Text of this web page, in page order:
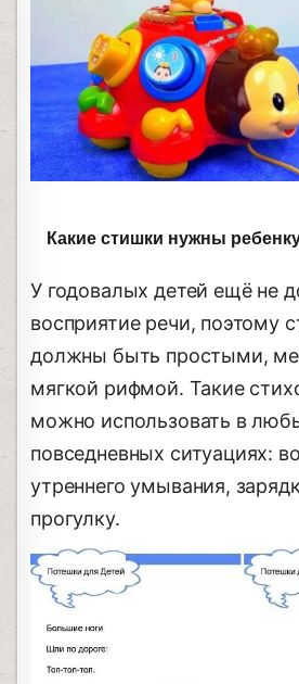
Какие стишки нужны
У годовалых детей ещё не
восприятие речи, поэтому
должны быть простыми,
мягкой рифмой. Такие
можно использовать в
повседневных ситуациях:
утреннего умывания,
прогулку.